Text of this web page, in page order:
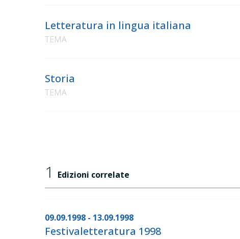
Letteratura in lingua italiana
TEMA
Storia
TEMA
1 Edizioni correlate
09.09.1998 - 13.09.1998
Festivaletteratura 1998